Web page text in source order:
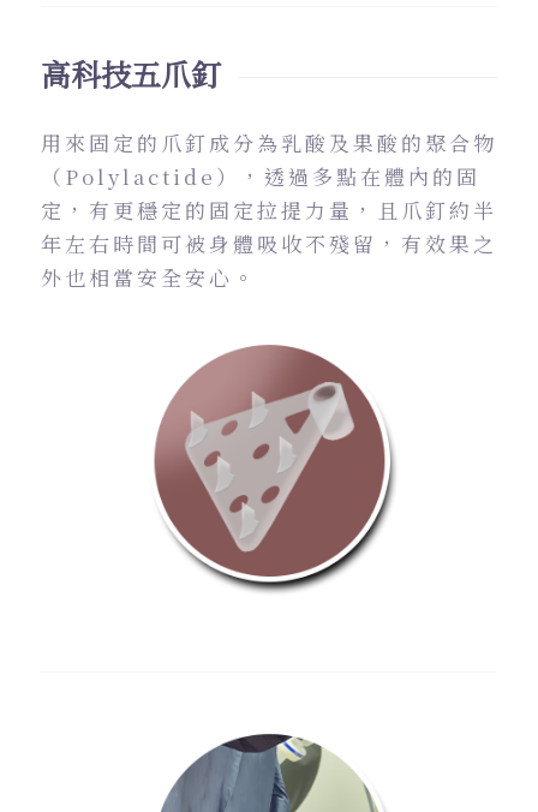
高科技五爪釘
用來固定的爪釘成分為乳酸及果酸的聚合物
（Polylactide），透過多點在體內的固
定，有更穩定的固定拉提力量，且爪釘約半
年左右時間可被身體吸收不殘留，有效果之
外也相當安全安心。